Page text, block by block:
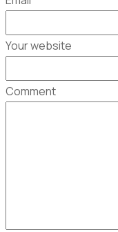
Your website
Comment